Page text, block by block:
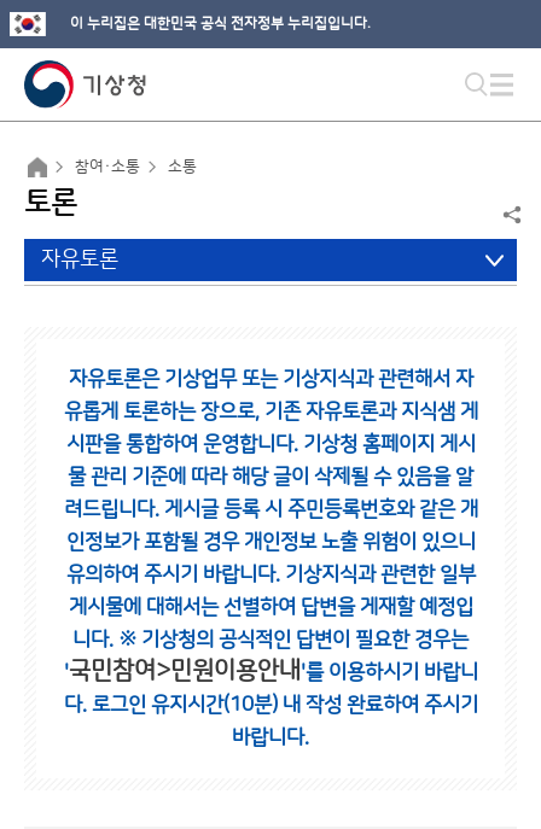
이 누리집은 대한민국 공식 전자정부 누리집입니다.
참여·소통 소통
토론
자유토론
자유토론은 기상업무 또는 기상지식과 관련해서 자
유롭게 토론하는 장으로, 기존 자유토론과 지식샘 게
시판을 통합하여 운영합니다. 기상청 홈페이지 게시
물 관리 기준에 따라 해당 글이 삭제될 수 있음을 알
려드립니다. 게시글 등록 시 주민등록번호와 같은 개
인정보가 포함될 경우 개인정보 노출 위험이 있으니
유의하여 주시기 바랍니다. 기상지식과 관련한 일부
게시물에 대해서는 선별하여 답변을 게재할 예정입
니다. ※ 기상청의 공식적인 답변이 필요한 경우는
'국민참여>민원이용안내 '를 이용하시기 바랍니
다. 로그인 유지시간(10분) 내 작성 완료하여 주시기
바랍니다.